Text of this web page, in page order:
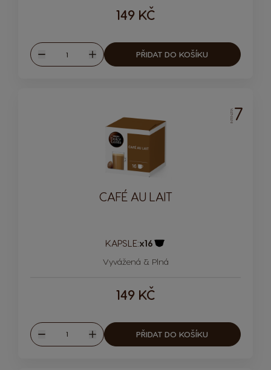
149 KČ
Množství
Zvýšit
PŘIDAT DO KOŠÍKU
INTENZITA7
CAFÉ AU LAIT
KAPSLE:x16
Vyvážená & Plná
149 KČ
Množství
Zvýšit
PŘIDAT DO KOŠÍKU